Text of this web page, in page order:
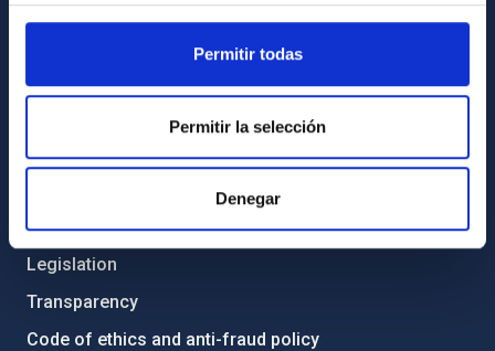
Permitir todas
Permitir la selección
Denegar
Contact
How to get to the IAC
List of personnel
General register
Legislation
Transparency
Code of ethics and anti-fraud policy